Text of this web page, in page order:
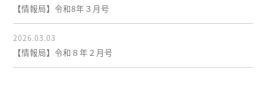
【情報局】令和8年３月号
2026.03.03
【情報局】令和８年２月号